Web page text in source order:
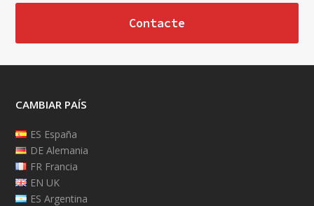
Contacte
CAMBIAR PAÍS
ES España
DE Alemania
FR Francia
EN UK
ES Argentina